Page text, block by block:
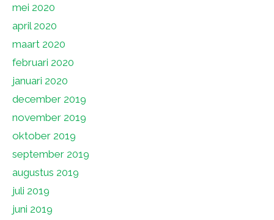
mei 2020
april 2020
maart 2020
februari 2020
januari 2020
december 2019
november 2019
oktober 2019
september 2019
augustus 2019
juli 2019
juni 2019